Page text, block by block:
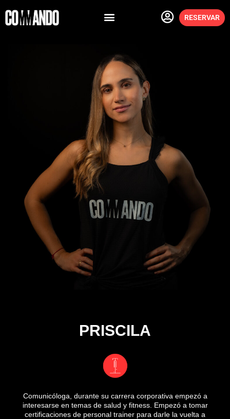
RESERVAR
PRISCILA
Comunicóloga, durante su carrera corporativa empezó a
interesarse en temas de salud y fitness. Empezó a tomar
certificaciones de personal trainer para darle la vuelta a